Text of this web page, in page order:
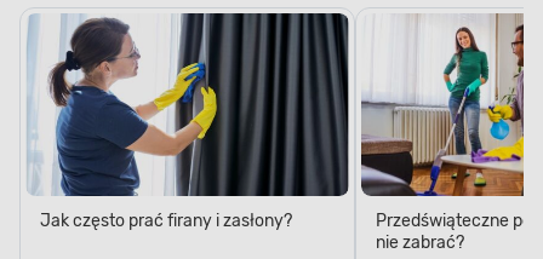
Jak często prać firany i zasłony?
Przedświąteczne
nie zabrać?